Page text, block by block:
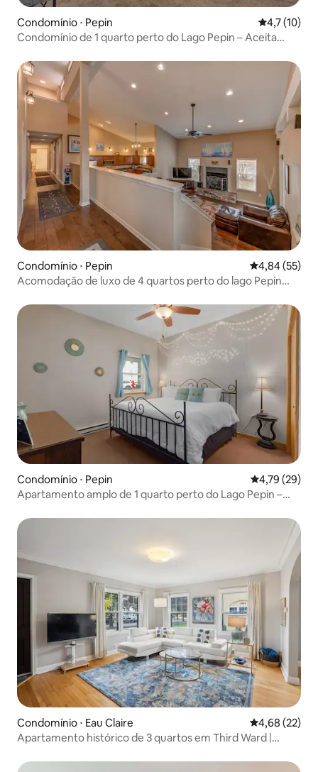
Condomínio ⋅ Pepin 4,7 de uma
4,7 (10)
Condomínio de 1 quarto perto do Lago Pepin – Aceita
Condomínio ⋅ Pepin 4,84 de uma
4,84 (55)
Acomodação de luxo de 4 quartos perto do lago Pepin
Condomínio ⋅ Pepin 4,79 de uma
4,79 (29)
Apartamento amplo de 1 quarto perto do Lago Pepin –
Condomínio ⋅ Eau Claire 4,68 de uma
4,68 (22)
Apartamento histórico de 3 quartos em Third Ward |